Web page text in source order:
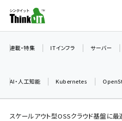
ン
ツ
連載・特集 ITインフラ サーバー
AI・人工知能 Kubernetes
スケールアウト型OSSクラウド基盤に